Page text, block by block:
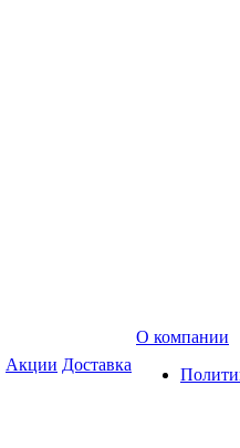
Акции Доставка
О компании